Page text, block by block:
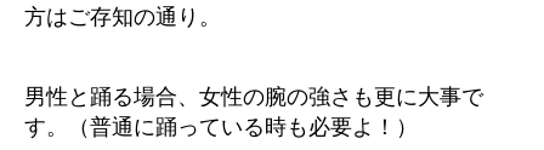
方はご存知の通り。
男性と踊る場合、女性の腕の強さも更に大事で
す。（普通に踊っている時も必要よ！）